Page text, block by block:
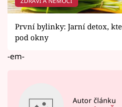
První bylinky: Jarní detox,
pod okny
-em-
Autor článku